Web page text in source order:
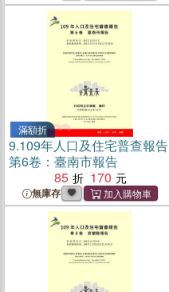
滿額折
9.109年人口及住宅普查報告
第6卷：臺南市報告
85
170
無庫存